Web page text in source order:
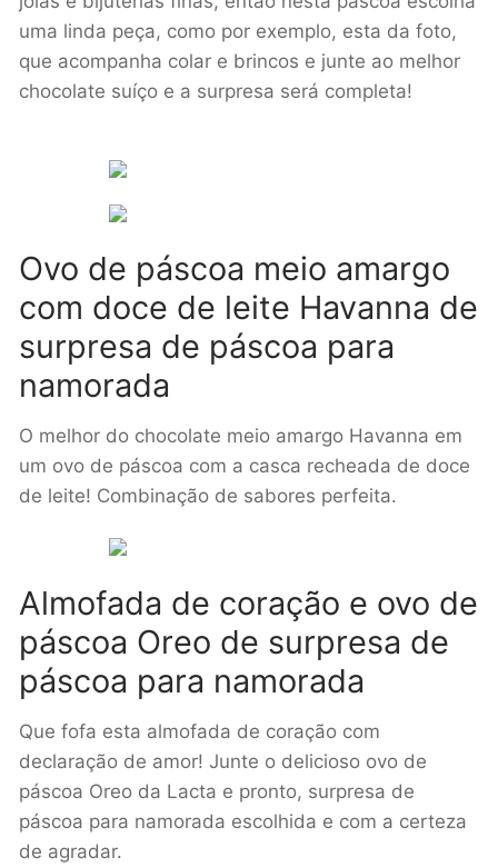
uma linda peça, como por exemplo, esta da foto,
que acompanha colar e brincos e junte ao melhor
chocolate suíço e a surpresa será completa!
Ovo de páscoa meio amargo
com doce de leite Havanna de
surpresa de páscoa para
namorada
O melhor do chocolate meio amargo Havanna em
um ovo de páscoa com a casca recheada de doce
de leite! Combinação de sabores perfeita.
Almofada de coração e ovo de
páscoa Oreo de surpresa de
páscoa para namorada
Que fofa esta almofada de coração com
declaração de amor! Junte o delicioso ovo de
páscoa Oreo da Lacta e pronto, surpresa de
páscoa para namorada escolhida e com a certeza
de agradar.